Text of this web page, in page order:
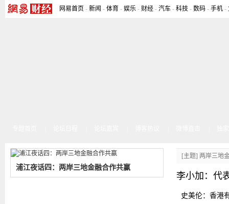
网易首页 - 新闻 - 体育 - 娱乐 - 财经 - 汽车 - 科技 - 数码 - 手机 -
浦江夜话四：两岸三地金融合作共赢
[主题] 两岸三地
李小加：代
史美伦：香港